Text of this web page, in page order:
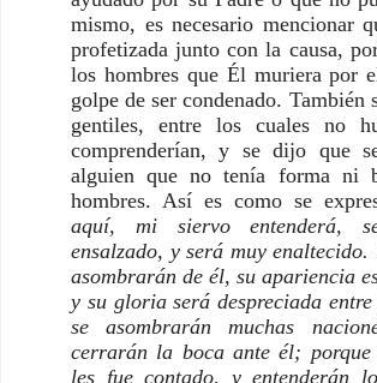
mismo, es necesario mencionar
profetizada junto con la causa,
los hombres que Él muriera por
golpe de ser condenado. También
gentiles, entre los cuales no
comprenderían, y se dijo que
alguien que no tenía forma ni
hombres. Así es como se
aquí, mi siervo entenderá,
ensalzado, y será muy enaltecido.
asombrarán de él, su apariencia
y su gloria será despreciada
se asombrarán muchas
cerrarán la boca ante él;
les fue contado, y entenderán